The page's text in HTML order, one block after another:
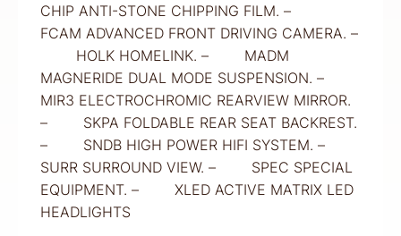
CHIP ANTI-STONE CHIPPING FILM. –
FCAM ADVANCED FRONT DRIVING CAMERA. –
HOLK HOMELINK. – MADM
MAGNERIDE DUAL MODE SUSPENSION. –
MIR3 ELECTROCHROMIC REARVIEW MIRROR.
– SKPA FOLDABLE REAR SEAT BACKREST.
– SNDB HIGH POWER HIFI SYSTEM. –
SURR SURROUND VIEW. – SPEC SPECIAL
EQUIPMENT. – XLED ACTIVE MATRIX LED
HEADLIGHTS